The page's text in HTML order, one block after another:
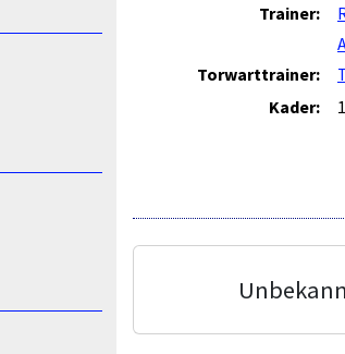
Trainer:
Torwarttrainer:
Kader: